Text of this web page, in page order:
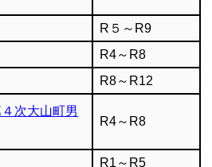
R５～R9
R4～R8
R8～R12
次大山町男
R4～R8
R1～R5